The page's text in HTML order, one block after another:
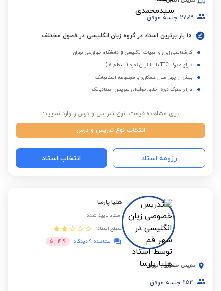
2703 جلسه موفق
10 بار برترین استاد در گروه زبان انگلیسی در فصول مختلف
کارشناسی زبان و ادبیات انگلیسی از دانشگاه خوارزمی تهران
دارای مدرک TTC با بالاترین نمره ( سطح A )
بیش از چهار سال همکاری با مجموعه استادبانک
دارای مدرک دوره اخلاق حرفه‌ای تدریس استادبانک
برای مشاهده قیمت، نوع تدریس و درس را وارد نمایید:
انتخاب نوع تدریس و درس
رزومه استاد انتخاب استاد
هلیا پارسا
استاد تایید شده
سطح استاد:
مشاهده 9 دیدگاه
4.9 از 5
تدریس حضوری - تهران
254 جلسه موفق